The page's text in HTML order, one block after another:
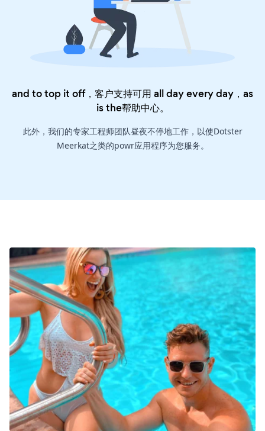
and to top it off，客户支持可用 all day every day，as
is the帮助中心。
此外，我们的专家工程师团队昼夜不停地工作，以使Dotster
Meerkat之类的powr应用程序为您服务。